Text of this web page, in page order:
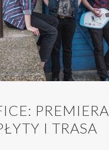
PREMIERA
I TRASA